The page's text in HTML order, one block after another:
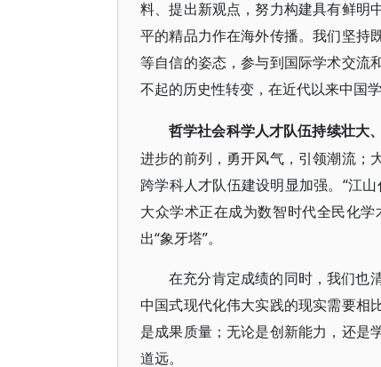
料、提出新观点，努力构建具有鲜明
平的精品力作在海外传播。我们坚持
等自信的姿态，参与到国际学术交流
不起的历史性转变，在近代以来中国
哲学社会科学人才队伍持续壮大
进步的前列，勇开风气，引领潮流；
跨学科人才队伍建设明显加强。“江
大众学术正在成为数智时代全民化
出“象牙塔”。
在充分肯定成绩的同时，我们也
中国式现代化伟大实践的现实需要相
是成果质量；无论是创新能力，还是
道远。